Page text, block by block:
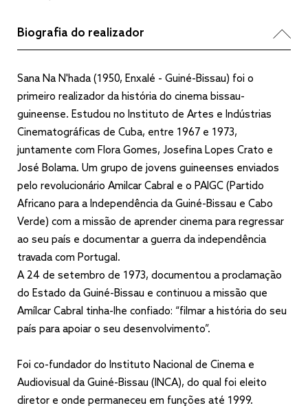
Biografia do realizador
Sana Na N'hada (1950, Enxalé - Guiné-Bissau) foi o
primeiro realizador da história do cinema bissau-
guineense. Estudou no Instituto de Artes e Indústrias
Cinematográficas de Cuba, entre 1967 e 1973,
juntamente com Flora Gomes, Josefina Lopes Crato e
José Bolama. Um grupo de jovens guineenses enviados
pelo revolucionário Amilcar Cabral e o PAIGC (Partido
Africano para a Independência da Guiné-Bissau e Cabo
Verde) com a missão de aprender cinema para regressar
ao seu país e documentar a guerra da independência
travada com Portugal.
A 24 de setembro de 1973, documentou a proclamação
do Estado da Guiné-Bissau e continuou a missão que
Amílcar Cabral tinha-lhe confiado: “filmar a história do seu
país para apoiar o seu desenvolvimento”.
Foi co-fundador do Instituto Nacional de Cinema e
Audiovisual da Guiné-Bissau (INCA), do qual foi eleito
diretor e onde permaneceu em funções até 1999.